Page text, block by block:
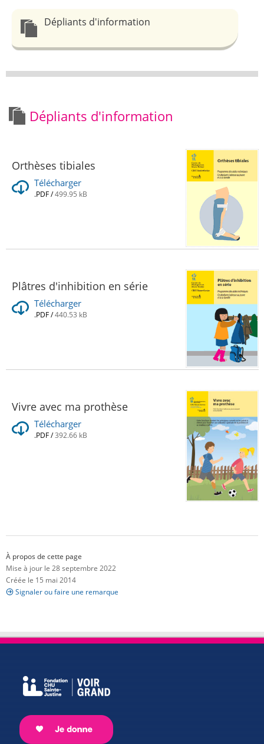
Dépliants d'information
Dépliants d'information
Orthèses tibiales
Télécharger
.PDF/499.95 kB
Plâtres d'inhibition en série
Télécharger
.PDF/440.53 kB
Vivre avec ma prothèse
Télécharger
.PDF/392.66 kB
À propos de cette page
Mise à jour le 28 septembre 2022
Créée le 15 mai 2014
Signaler ou faire une remarque